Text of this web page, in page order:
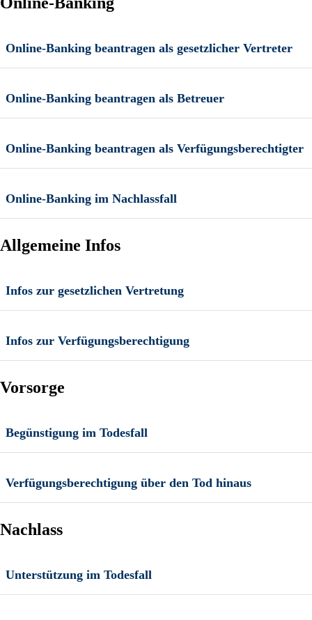
Online-Banking beantragen als gesetzlicher Vertreter
Online-Banking beantragen als Betreuer
Online-Banking beantragen als Verfügungsberechtigter
Online-Banking im Nachlassfall
Allgemeine Infos
Infos zur gesetzlichen Vertretung
Infos zur Verfügungsberechtigung
Vorsorge
Begünstigung im Todesfall
Verfügungsberechtigung über den Tod hinaus
Nachlass
Unterstützung im Todesfall